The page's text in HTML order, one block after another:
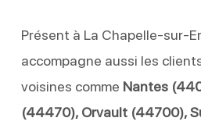
Présent à La Chapelle-sur-
accompagne aussi les
voisines comme Nantes
(44470), Orvault (44700),